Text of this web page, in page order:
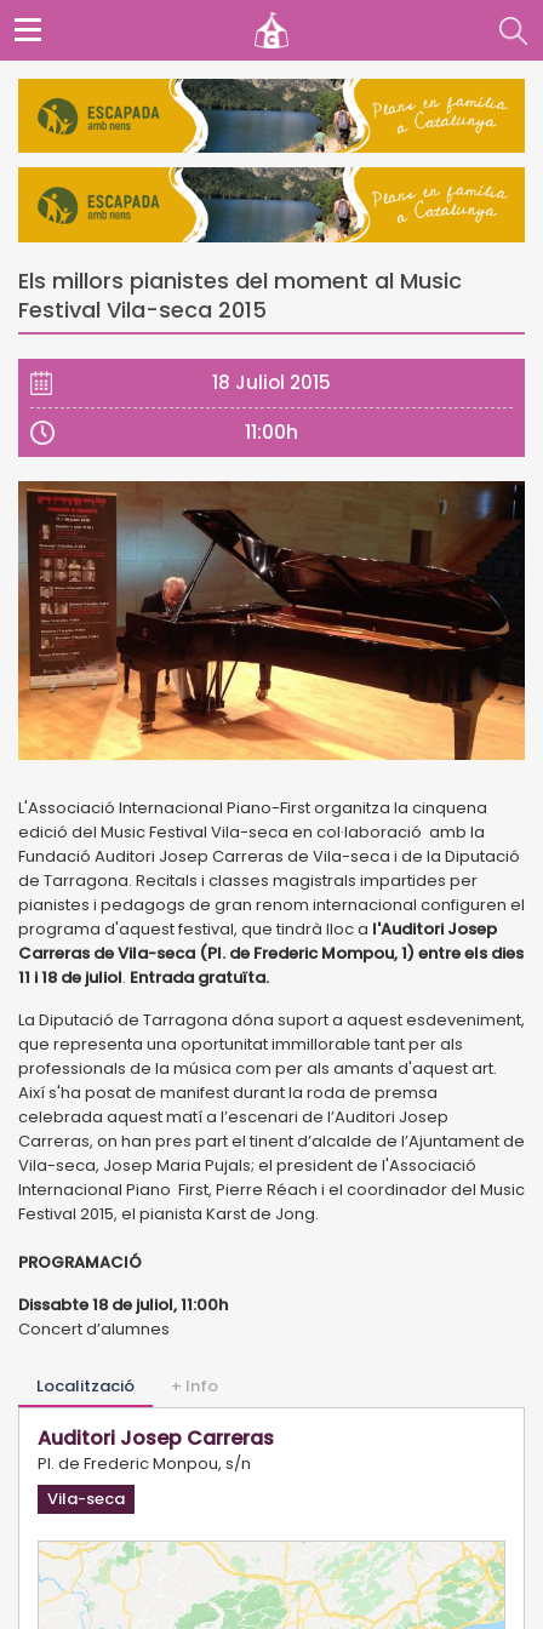
Els millors pianistes del moment al Music
Festival Vila-seca 2015
18 Juliol 2015
11:00h
L'Associació Internacional Piano-First organitza la cinquena
edició del Music Festival Vila-seca en col·laboració amb la
Fundació Auditori Josep Carreras de Vila-seca i de la Diputació
de Tarragona. Recitals i classes magistrals impartides per
pianistes i pedagogs de gran renom internacional configuren el
programa d'aquest festival, que tindrà lloc a l'Auditori Josep
Carreras de Vila-seca (Pl. de Frederic Mompou, 1) entre els dies
11 i 18 de juliol. Entrada gratuïta.
La Diputació de Tarragona dóna suport a aquest esdeveniment,
que representa una oportunitat immillorable tant per als
professionals de la música com per als amants d'aquest art.
Així s'ha posat de manifest durant la roda de premsa
celebrada aquest matí a l’escenari de l’Auditori Josep
Carreras, on han pres part el tinent d’alcalde de l’Ajuntament de
Vila-seca, Josep Maria Pujals; el president de l'Associació
Internacional Piano First, Pierre Réach i el coordinador del Music
Festival 2015, el pianista Karst de Jong.
PROGRAMACIÓ
Dissabte 18 de juliol, 11:00h
Concert d’alumnes
Localització + Info
Auditori Josep Carreras
Pl. de Frederic Monpou, s/n
Vila-seca